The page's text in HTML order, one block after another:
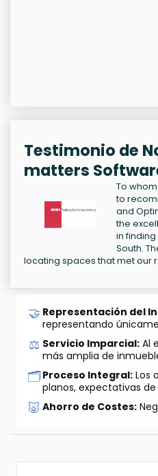
Testimonio de
matters
To
to
and
the
in finding
South.
locating spaces that met our
🤝 Representación del
representando
⚖️ Servicio Imparcial: Al
más amplia de
🗂️Proceso Integral: Los
planos, expectativas
🐷 Ahorro de Costes: